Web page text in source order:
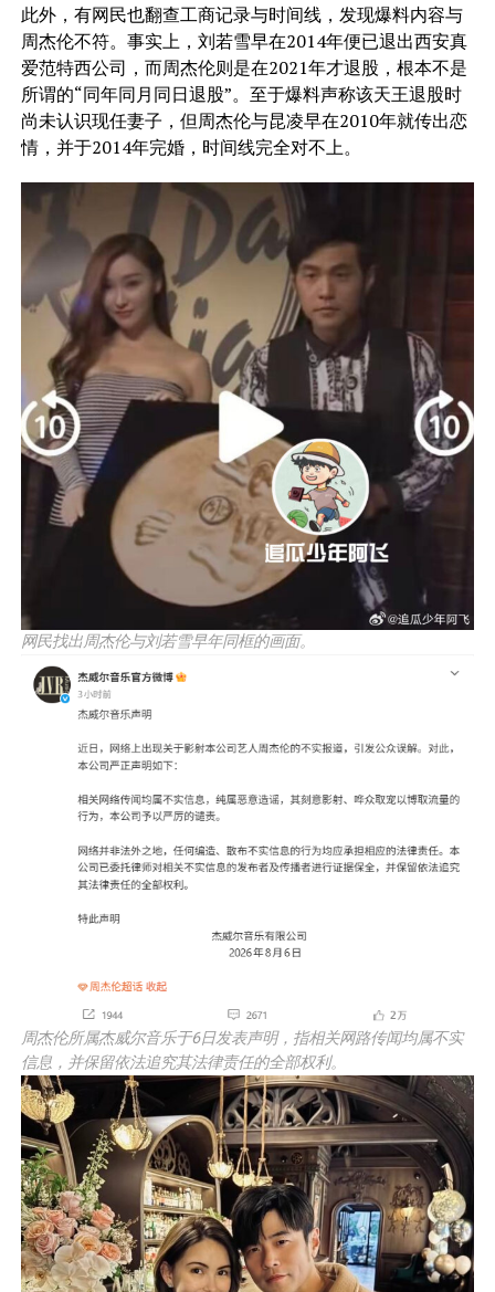
此外，有网民也翻查工商记录与时间线，发现爆料内容与
周杰伦不符。事实上，刘若雪早在2014年便已退出西安真
爱范特西公司，而周杰伦则是在2021年才退股，根本不是
所谓的“同年同月同日退股”。至于爆料声称该天王退股时
尚未认识现任妻子，但周杰伦与昆凌早在2010年就传出恋
情，并于2014年完婚，时间线完全对不上。
网民找出周杰伦与刘若雪早年同框的画面。
周杰伦所属杰威尔音乐于6日发表声明，指相关网路传闻均属不实
信息，并保留依法追究其法律责任的全部权利。